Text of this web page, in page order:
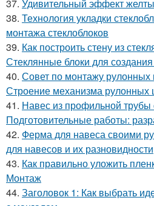
37. Удивительный эффект
38. Технология укладки
монтажа стеклоблоков
39. Как построить стену из
Стеклянные блоки для
40. Совет по монтажу
Строение механизма рулонных
41. Навес из профильной трубы
Подготовительные работы:
42. Ферма для навеса своими
для навесов и их разновидности
43. Как правильно уложить
Монтаж
44. Заголовок 1: Как выбрать